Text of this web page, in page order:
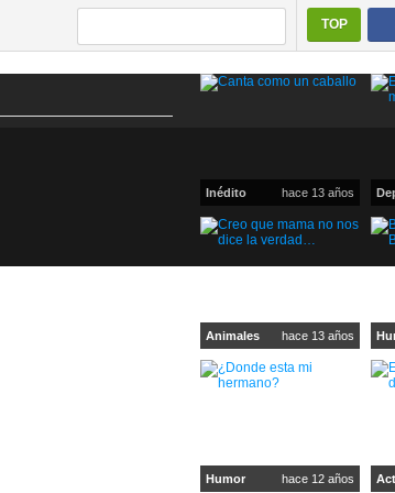
TOP
Inédito hace 13 años
Animales hace 13 años
Humor hace 12 años